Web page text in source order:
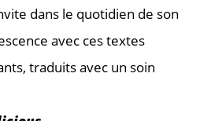
dans le quotidien de son
avec ces textes
traduits avec un soin